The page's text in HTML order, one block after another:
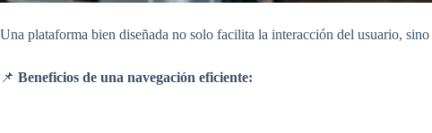
Una plataforma bien diseñada no solo facilita la interacción del usuario,
📌 Beneficios de una navegación eficiente: